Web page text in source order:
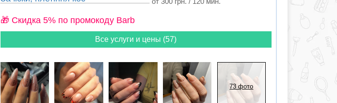
🎁 Cкидка 5% по промокоду Barb
Все услуги и цены (57)
73 фото